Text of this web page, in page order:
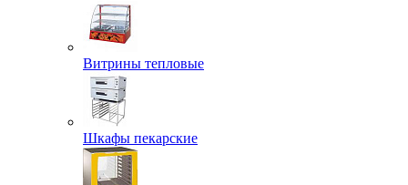
Витрины тепловые
Шкафы пекарские